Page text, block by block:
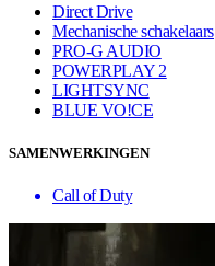
Direct Drive
Mechanische schakelaars
PRO-G AUDIO
POWERPLAY 2
LIGHTSYNC
BLUE VO!CE
SAMENWERKINGEN
Call of Duty